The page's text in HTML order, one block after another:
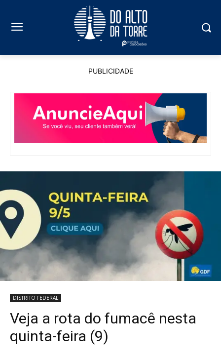
PUBLICIDADE
DISTRITO FEDERAL
Veja a rota do fumacê nesta
quinta-feira (9)